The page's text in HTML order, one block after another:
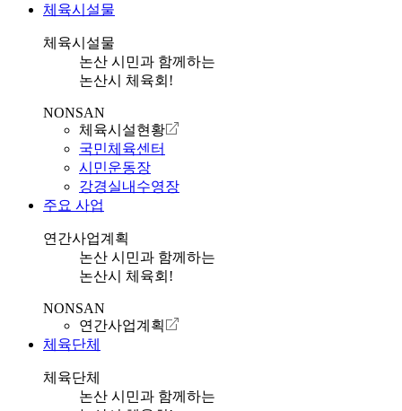
체육시설물
체육시설물
논산 시민과 함께하는
논산시 체육회!
NONSAN
체육시설현황
국민체육센터
시민운동장
강경실내수영장
주요 사업
연간사업계획
논산 시민과 함께하는
논산시 체육회!
NONSAN
연간사업계획
체육단체
체육단체
논산 시민과 함께하는